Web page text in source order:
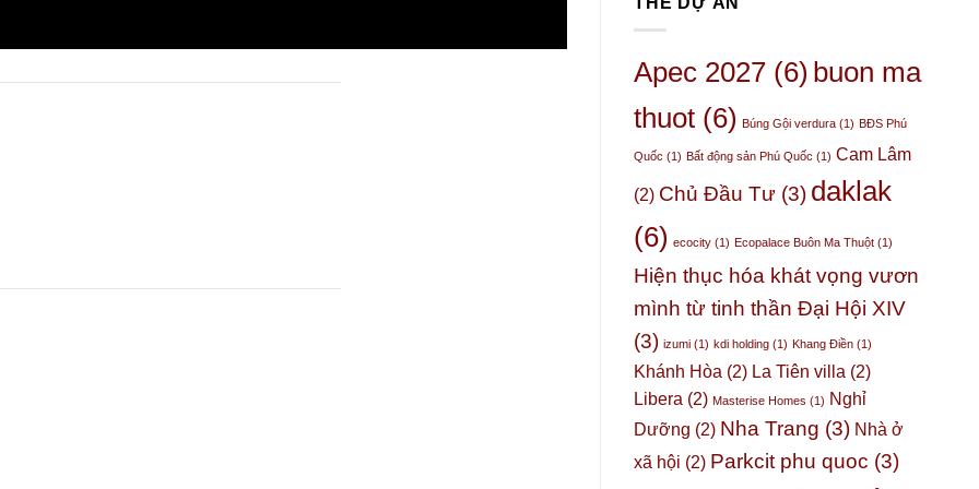
nay là TP. Thủ Đức
thầm
lặng
quyền
–
3
chỉ
nội
chứng
minh
hội
tư
Quốc
doanh
2026
Apec 2027 (6) buon ma
thuot (6) Búng Gội verdura (1) BĐS Phú
Quốc (1) Bất động sản Phú Quốc (1) Cam Lâm
(2) Chủ Đầu Tư (3) daklak
(6) ecocity (1) Ecopalace Buôn Ma Thuột (1)
Hiện thục hóa khát vọng vươn
mình từ tinh thần Đại Hội XIV
(3) izumi (1) kdi holding (1) Khang Điền (1)
Khánh Hòa (2) La Tiên villa (2)
Libera (2) Masterise Homes (1) Nghỉ
Dưỡng (2) Nha Trang (3) Nhà ở
xã hội (2) Parkcit phu quoc (3)